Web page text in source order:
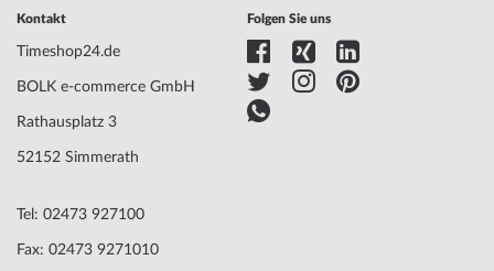
Kontakt
Timeshop24.de
BOLK e-commerce GmbH
Rathausplatz 3
52152 Simmerath
Tel: 02473 927100
Fax: 02473 9271010
Folgen Sie uns